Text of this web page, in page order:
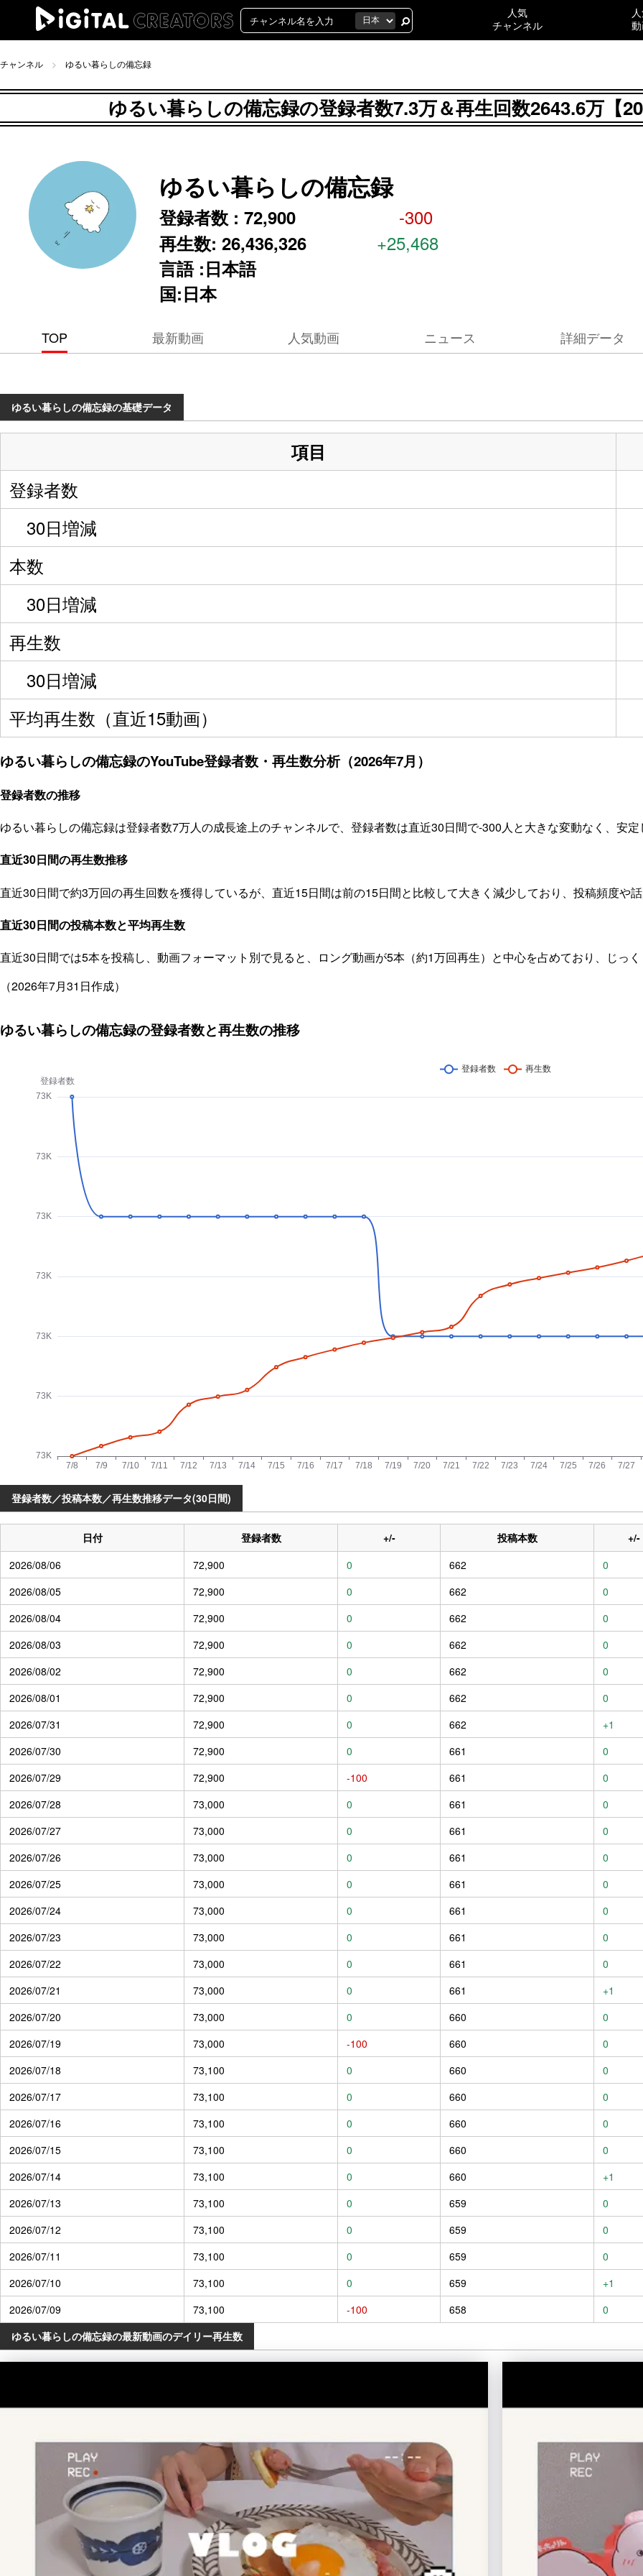
人気
チャンネル
チャンネル ゆるい暮らしの備忘録
ゆるい暮らしの備忘録の登録者数7.3万＆再生回数2643.6万【
ゆるい暮らしの備忘録
登録者数 : 72,900 -300
再生数: 26,436,326 +25,468
言語 :日本語
国:日本
TOP 最新動画 人気動画 ニュース 詳細データ
ゆるい暮らしの備忘録の基礎データ
項目
登録者数
30日増減
本数
30日増減
再生数
30日増減
平均再生数（直近15動画）
ゆるい暮らしの備忘録のYouTube登録者数・再生数分析（2026年7月）
登録者数の推移
ゆるい暮らしの備忘録は登録者数7万人の成長途上のチャンネルで、登録者数は直近30日間で-300人と大きな変動なく、安
直近30日間の再生数推移
直近30日間で約3万回の再生回数を獲得しているが、直近15日間は前の15日間と比較して大きく減少しており、投稿頻度や
直近30日間の投稿本数と平均再生数
直近30日間では5本を投稿し、動画フォーマット別で見ると、ロング動画が5本（約1万回再生）と中心を占めており、じっ
（2026年7月31日作成）
ゆるい暮らしの備忘録の登録者数と再生数の推移
登録者数／投稿本数／再生数推移データ(30日間)
日付 登録者数 +/- 投稿本数
+/-
2026/08/06
72,900 0 662
0
2026/08/05
72,900 0 662
0
2026/08/04
72,900 0 662
0
2026/08/03
72,900 0 662
0
2026/08/02
72,900 0 662
0
2026/08/01
72,900 0 662
0
2026/07/31
72,900 0 662
+1
2026/07/30
72,900 0 661
0
2026/07/29
72,900 -100 661
0
2026/07/28
73,000 0 661
0
2026/07/27
73,000 0 661
0
2026/07/26
73,000 0 661
0
2026/07/25
73,000 0 661
0
2026/07/24
73,000 0 661
0
2026/07/23
73,000 0 661
0
2026/07/22
73,000 0 661
0
2026/07/21
73,000 0 661
+1
2026/07/20
73,000 0 660
0
2026/07/19
73,000 -100 660
0
2026/07/18
73,100 0 660
0
2026/07/17
73,100 0 660
0
2026/07/16
73,100 0 660
0
2026/07/15
73,100 0 660
0
2026/07/14
73,100 0 660
+1
2026/07/13
73,100 0 659
0
2026/07/12
73,100 0 659
0
2026/07/11
73,100 0 659
0
2026/07/10
73,100 0 659
+1
2026/07/09
73,100 -100 658
0
ゆるい暮らしの備忘録の最新動画のデイリー再生数